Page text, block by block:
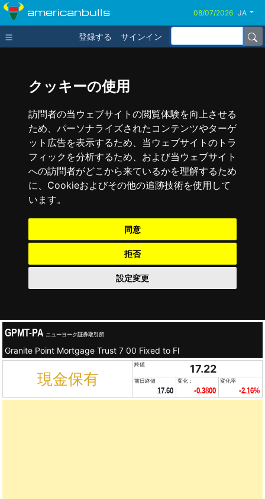
クッキーの使用
訪問者の当ウェブサイトの閲覧体験を向上させる
ため、パーソナライズされたコンテンツやターゲ
ット広告を表示するため、当ウェブサイトのトラ
フィックを分析するため、および当ウェブサイト
への訪問者がどこから来ているかを理解するため
に、Cookieおよびその他の追跡技術を使用して
います。
同意
拒否
設定変更
americanbulls JA
登録する サインイン
GPMT-PA ニューヨーク証券取引所
Granite Point Mortgage Trust 7 00 Fixed to Fl
現金保有
終値 17.22
前日終値
17.60
変化：
-0.3800
変化率
-2.16%